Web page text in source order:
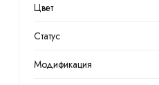
Цвет
Статус
Модификация